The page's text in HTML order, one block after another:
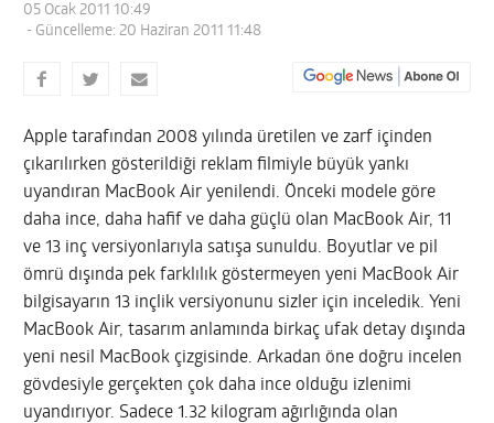
05 Ocak 2011 10:49
- Güncelleme: 20 Haziran 2011 11:48
Apple tarafından 2008 yılında üretilen ve zarf içinden
çıkarılırken gösterildiği reklam filmiyle büyük yankı
uyandıran MacBook Air yenilendi. Önceki modele göre
daha ince, daha hafif ve daha güçlü olan MacBook Air, 11
ve 13 inç versiyonlarıyla satışa sunuldu. Boyutlar ve pil
ömrü dışında pek farklılık göstermeyen yeni MacBook Air
bilgisayarın 13 inçlik versiyonunu sizler için inceledik. Yeni
MacBook Air, tasarım anlamında birkaç ufak detay dışında
yeni nesil MacBook çizgisinde. Arkadan öne doğru incelen
gövdesiyle gerçekten çok daha ince olduğu izlenimi
uyandırıyor. Sadece 1.32 kilogram ağırlığında olan